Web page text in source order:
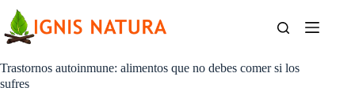
contenido
Trastornos autoinmune: alimentos que no debes comer si los
sufres